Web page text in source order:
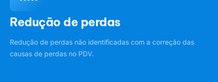
Redução de perdas
Redução de perdas não identificadas com a correção das
causas de perdas no PDV.